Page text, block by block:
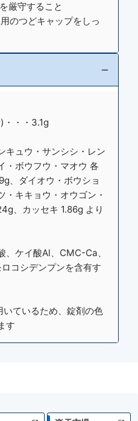
厳守すること
のつどキャップをしっ
・・・3.1g
キュウ・サンシシ・レン
・ボウフウ・マオウ 各
、ダイオウ・ボウショ
キキョウ・オウゴン・
、カッセキ 1.86g より
、ケイ酸Al、CMC-Ca、
コシデンプンを含有す
ているため、錠剤の色
す